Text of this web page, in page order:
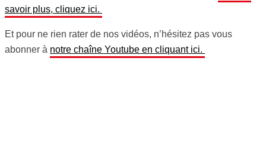
savoir plus, cliquez ici.
Et pour ne rien rater de nos vidéos, n’hésitez pas vous
abonner à notre chaîne Youtube en cliquant ici.